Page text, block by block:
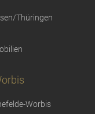
Thüringen
Worbis